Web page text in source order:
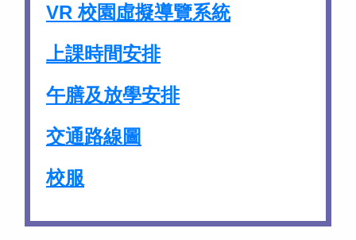
VR 校園虛擬導覽系統
上課時間安排
午膳及放學安排
交通路線圖
校服